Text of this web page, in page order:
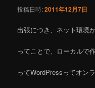
投稿日時:2011年12月7日
出張につき、ネット環境
ってことで、ローカルで
ってWordPressってオン